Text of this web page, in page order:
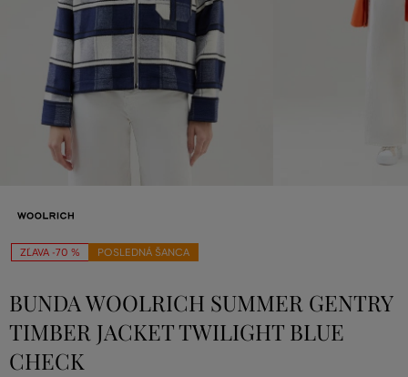
ZĽAVA -70 % POSLEDNÁ ŠANCA
BUNDA WOOLRICH SUMMER GENTRY
TIMBER JACKET TWILIGHT BLUE
CHECK